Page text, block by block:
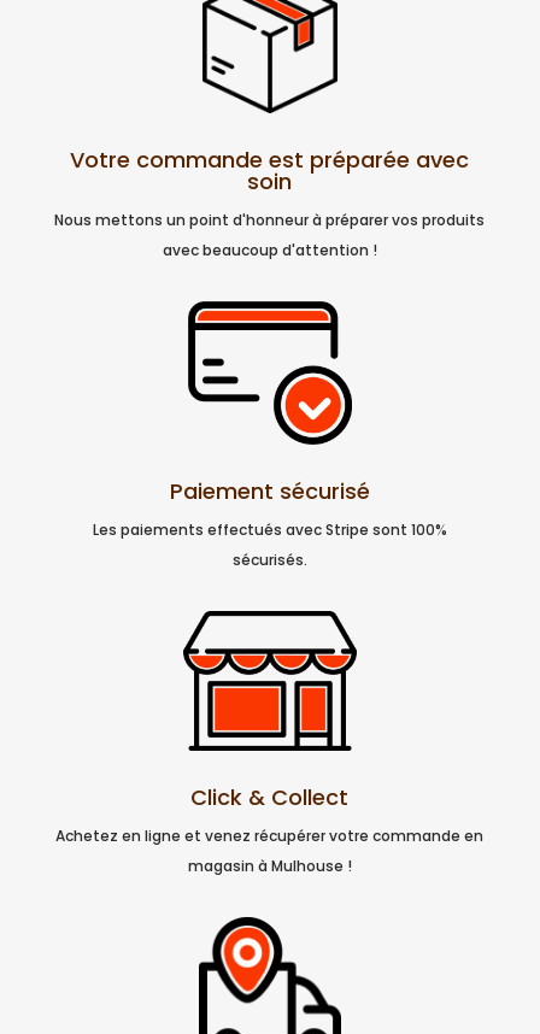
Votre commande est préparée avec
soin
Nous mettons un point d'honneur à préparer vos produits
avec beaucoup d'attention !
Paiement sécurisé
Les paiements effectués avec Stripe sont 100%
sécurisés.
Click & Collect
Achetez en ligne et venez récupérer votre commande en
magasin à Mulhouse !